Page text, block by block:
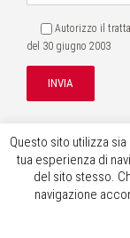
Autorizzo il
del 30 giugno 2003
© 2026 - Mancini
Veneto, 7, 59100
Questo sito utilizza
tua esperienza di
del sito stesso.
navigazione